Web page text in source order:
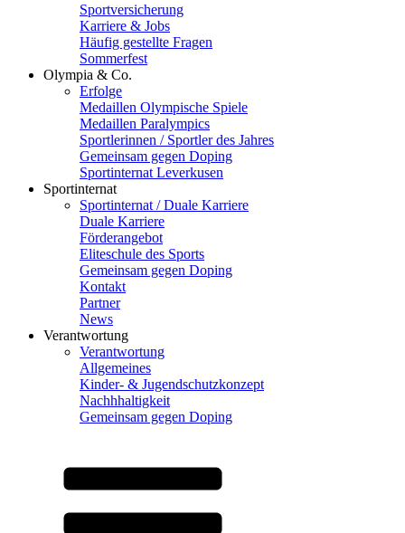
Sportversicherung
Karriere & Jobs
Häufig gestellte Fragen
Sommerfest
Olympia & Co.
Erfolge
Medaillen Olympische Spiele
Medaillen Paralympics
Sportlerinnen / Sportler des Jahres
Gemeinsam gegen Doping
Sportinternat Leverkusen
Sportinternat
Sportinternat / Duale Karriere
Duale Karriere
Förderangebot
Eliteschule des Sports
Gemeinsam gegen Doping
Kontakt
Partner
News
Verantwortung
Verantwortung
Allgemeines
Kinder- & Jugendschutzkonzept
Nachhhaltigkeit
Gemeinsam gegen Doping